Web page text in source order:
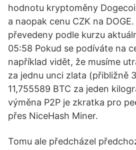
hodnotu kryptoměny
a naopak cenu CZK na
převedeny podle kurzu
05:58 Pokud se podíváte na
například vidět, že musíme
za jednu unci zlata (přibližně
11,755589 BTC za jeden
výměna P2P je zkratka pro
přes NiceHash Miner.
Tomu ale předcházel